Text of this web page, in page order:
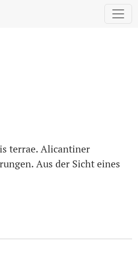
terrae. Alicantiner
Aus der Sicht eines